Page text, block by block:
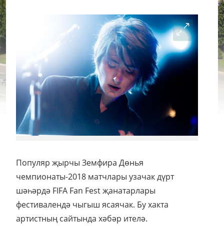
Популяр җырчы Земфира Дөнья
чемпионаты-2018 матчлары узачак дүрт
шәһәрдә FIFA Fan Fest җанатарлары
фестивалендә чыгыш ясаячак. Бу хакта
артистның сайтында хәбәр ителә.